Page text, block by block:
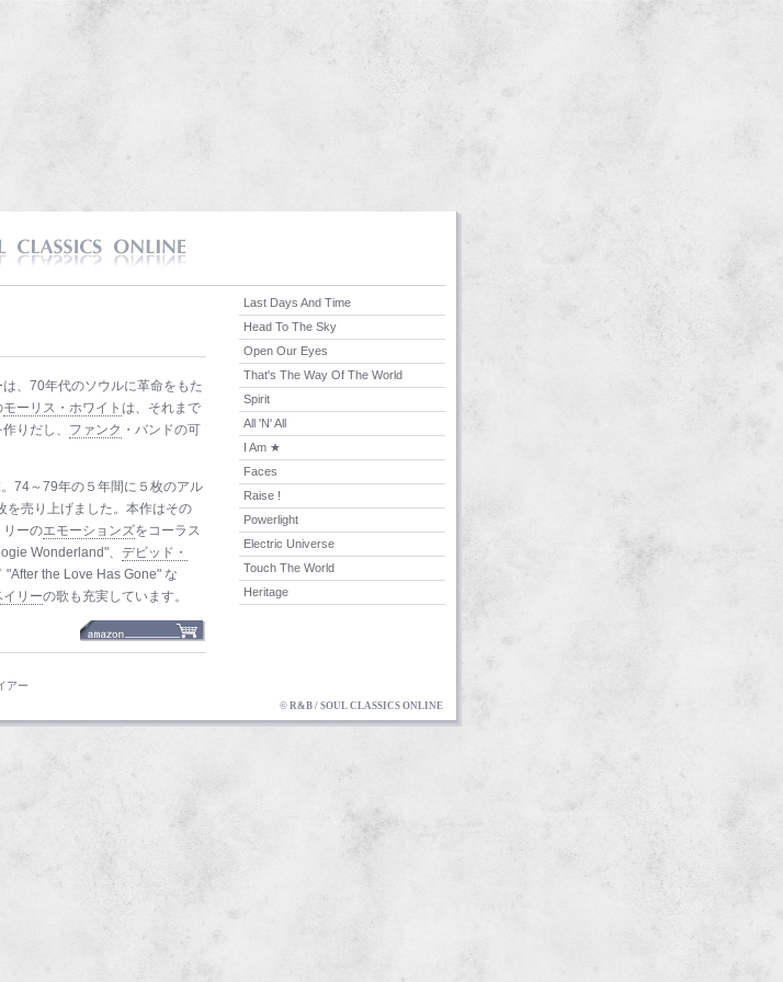
、70年代のソウルに革命をもた
モーリス・ホワイト は、それまで
りだし、 ファンク ・バンドの可
74～79年の５年間に５枚のアル
を売り上げました。本作はその
リーのエモーションズをコーラス
Wonderland"、 デビッド・
"After the Love Has Gone" な
リーの歌も充実しています。
Last Days And Time
Head To The Sky
Open Our Eyes
That's The Way Of The World
Spirit
All 'N' All
I Am ★
Faces
Raise !
Powerlight
Electric Universe
Touch The World
Heritage
アー
© R&B / SOUL CLASSICS ONLINE